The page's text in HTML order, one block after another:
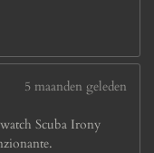
5 maanden geleden
Scuba Irony